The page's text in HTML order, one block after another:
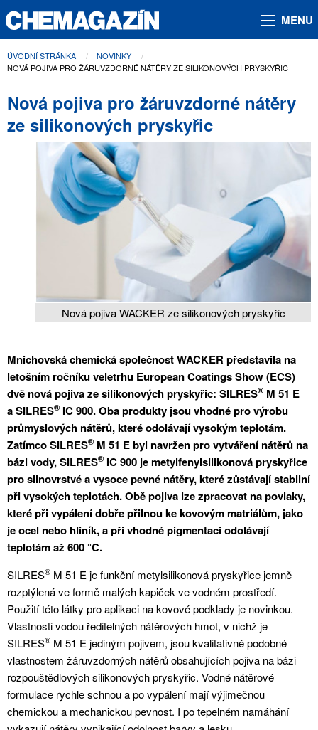
MENU
ÚVODNÍ STRÁNKA
NOVINKY
AKTUÁLNÍ STRÁNKA:
NOVÁ POJIVA PRO ŽÁRUVZDORNÉ NÁTĚRY ZE SILIKONOVÝCH PRYSKYŘIC
Nová pojiva pro žáruvzdorné nátěry
ze silikonových pryskyřic
Nová pojiva WACKER ze silikonových pryskyřic
Mnichovská chemická společnost WACKER představila na
letošním ročníku veletrhu European Coatings Show (ECS)
dvě nová pojiva ze silikonových pryskyřic: SILRES® M 51 E
a SILRES® IC 900. Oba produkty jsou vhodné pro výrobu
průmyslových nátěrů, které odolávají vysokým teplotám.
Zatímco SILRES® M 51 E byl navržen pro vytváření nátěrů na
bázi vody, SILRES® IC 900 je metylfenylsilikonová pryskyřice
pro silnovrstvé a vysoce pevné nátěry, které zůstávají stabilní
při vysokých teplotách. Obě pojiva lze zpracovat na povlaky,
které při vypálení dobře přilnou ke kovovým matriálům, jako
je ocel nebo hliník, a při vhodné pigmentaci odolávají
teplotám až 600 °C.
SILRES® M 51 E je funkční metylsilikonová pryskyřice jemně
rozptýlená ve formě malých kapiček ve vodném prostředí.
Použití této látky pro aplikaci na kovové podklady je novinkou.
Vlastnosti vodou ředitelných nátěrových hmot, v nichž je
SILRES® M 51 E jediným pojivem, jsou kvalitativně podobné
vlastnostem žáruvzdorných nátěrů obsahujících pojiva na bázi
rozpouštědlových silikonových pryskyřic. Vodné nátěrové
formulace rychle schnou a po vypálení mají výjimečnou
chemickou a mechanickou pevnost. I po tepelném namáhání